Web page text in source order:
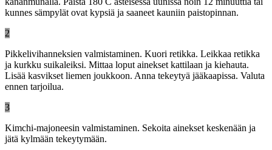
kunnes sämpylät ovat kypsiä ja saaneet kauniin paistopinnan.
2
Pikkelivihanneksien valmistaminen. Kuori retikka. Leikkaa retikka
ja kurkku suikaleiksi. Mittaa loput ainekset kattilaan ja kiehauta.
Lisää kasvikset liemen joukkoon. Anna tekeytyä jääkaapissa. Valuta
ennen tarjoilua.
3
Kimchi-majoneesin valmistaminen. Sekoita ainekset keskenään ja
jätä kylmään tekeytymään.